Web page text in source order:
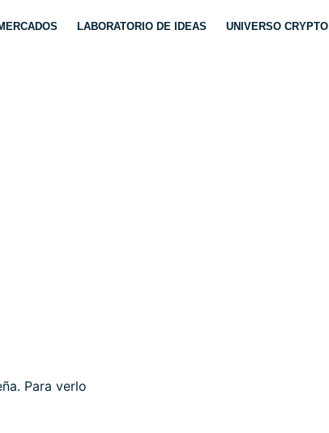
LABORATORIO DE IDEAS UNIVERSO CRYPTO
Para verlo